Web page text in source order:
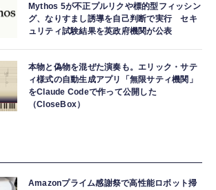
Mythos 5が不正プルリクや標的型フィッシン
グ、なりすまし誘導を自己判断で実行 セキ
ュリティ試験結果を英政府機関が公表
本物と偽物を混ぜた演奏も。エリック・サテ
ィ様式の自動生成アプリ「無限サティ機関」
をClaude Codeで作って公開した
（CloseBox）
Amazonプライム感謝祭で高性能ロボット掃